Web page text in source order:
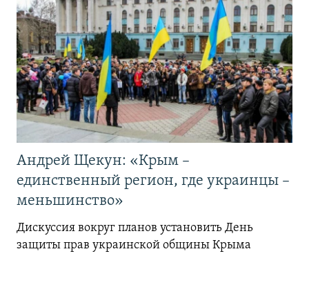
Андрей Щекун: «Крым –
единственный регион, где украинцы –
меньшинство»
Дискуссия вокруг планов установить День
защиты прав украинской общины Крыма